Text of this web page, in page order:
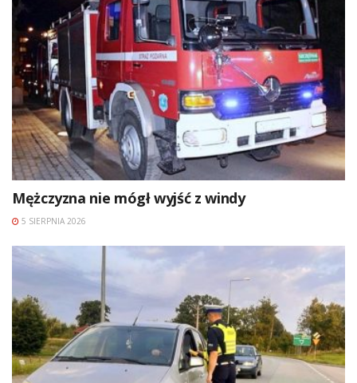
Mężczyzna nie mógł wyjść z windy
5 SIERPNIA 2026